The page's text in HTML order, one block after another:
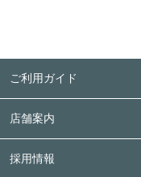
ご利用ガイド
店舗案内
採用情報